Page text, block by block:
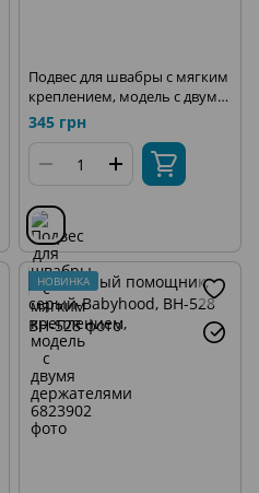
Подвес для швабры с мягким
креплением, модель с двумя
держателями
345 грн
НОВИНКА